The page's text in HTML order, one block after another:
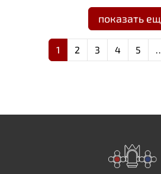
показать
1 2 3 4 5